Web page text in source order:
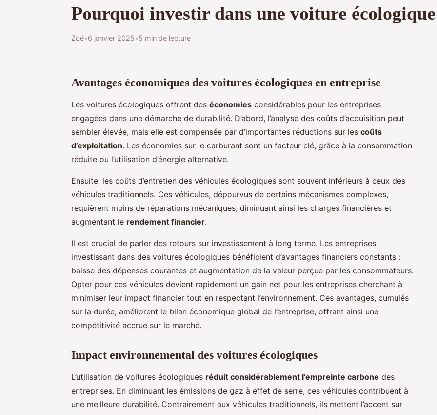
Pourquoi investir dans une voiture
Zoé•6 janvier 2025•5 min de lecture
Avantages économiques des voitures écologiques en entreprise
Les voitures écologiques offrent des économies considérables pour les entreprises
engagées dans une démarche de durabilité. D’abord, l’analyse des coûts d’acquisition peut
sembler élevée, mais elle est compensée par d’importantes réductions sur les coûts
d’exploitation. Les économies sur le carburant sont un facteur clé, grâce à la consommation
réduite ou l’utilisation d’énergie alternative.
Ensuite, les coûts d’entretien des véhicules écologiques sont souvent inférieurs à ceux des
véhicules traditionnels. Ces véhicules, dépourvus de certains mécanismes complexes,
requièrent moins de réparations mécaniques, diminuant ainsi les charges financières et
augmentant le rendement financier.
Il est crucial de parler des retours sur investissement à long terme. Les entreprises
investissant dans des voitures écologiques bénéficient d’avantages financiers constants :
baisse des dépenses courantes et augmentation de la valeur perçue par les consommateurs.
Opter pour ces véhicules devient rapidement un gain net pour les entreprises cherchant à
minimiser leur impact financier tout en respectant l’environnement. Ces avantages, cumulés
sur la durée, améliorent le bilan économique global de l’entreprise, offrant ainsi une
compétitivité accrue sur le marché.
Impact environnemental des voitures écologiques
L’utilisation de voitures écologiques réduit considérablement l’empreinte carbone des
entreprises. En diminuant les émissions de gaz à effet de serre, ces véhicules contribuent à
une meilleure durabilité. Contrairement aux véhicules traditionnels, ils mettent l’accent sur